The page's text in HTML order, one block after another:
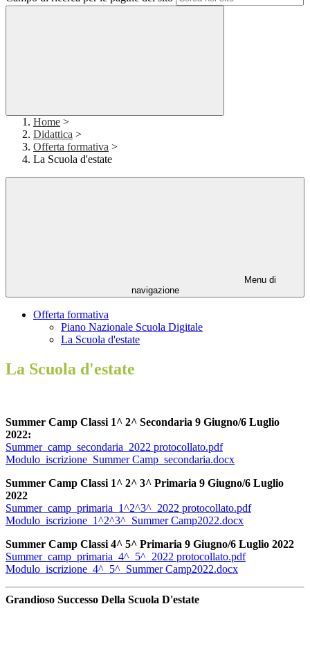
Home >
Didattica >
Offerta formativa >
La Scuola d'estate
Menu di
navigazione
Offerta formativa
Piano Nazionale Scuola Digitale
La Scuola d'estate
La Scuola d'estate
Summer Camp Classi 1^ 2^ Secondaria 9 Giugno/6 Luglio
2022:
Summer_camp_secondaria_2022 protocollato.pdf
Modulo_iscrizione_Summer Camp_secondaria.docx
Summer Camp Classi 1^ 2^ 3^ Primaria 9 Giugno/6 Luglio
2022
Summer_camp_primaria_1^2^3^_2022 protocollato.pdf
Modulo_iscrizione_1^2^3^_Summer Camp2022.docx
Summer Camp Classi 4^ 5^ Primaria 9 Giugno/6 Luglio 2022
Summer_camp_primaria_4^_5^_2022 protocollato.pdf
Modulo_iscrizione_4^_5^_Summer Camp2022.docx
Grandioso Successo Della Scuola D'estate